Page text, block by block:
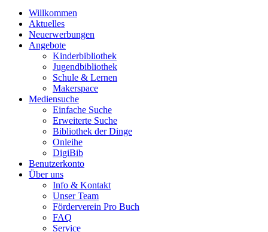
Willkommen
Aktuelles
Neuerwerbungen
Angebote
Kinderbibliothek
Jugendbibliothek
Schule & Lernen
Makerspace
Mediensuche
Einfache Suche
Erweiterte Suche
Bibliothek der Dinge
Onleihe
DigiBib
Benutzerkonto
Über uns
Info & Kontakt
Unser Team
Förderverein Pro Buch
FAQ
Service